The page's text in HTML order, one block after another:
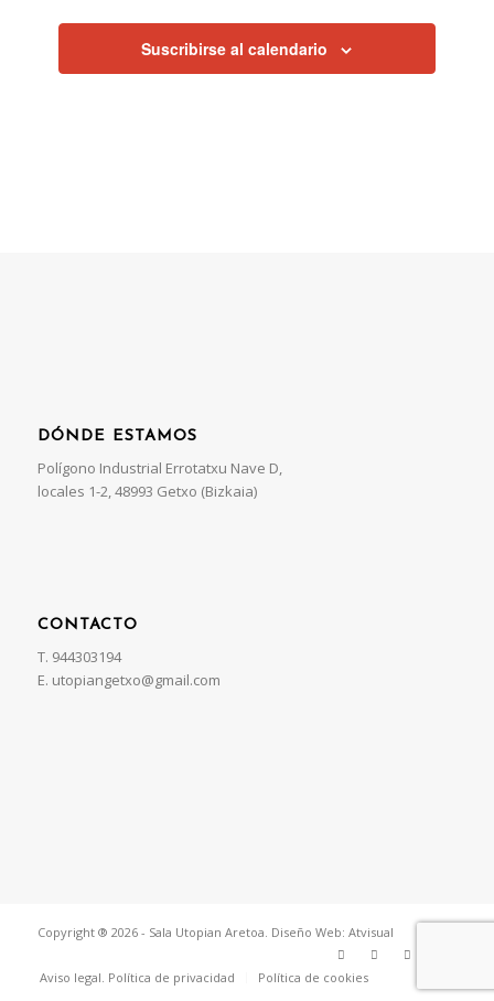
Suscribirse al calendario
DÓNDE ESTAMOS
Polígono Industrial Errotatxu Nave D,
locales 1-2, 48993 Getxo (Bizkaia)
CONTACTO
T. 944303194
E. utopiangetxo@gmail.com
Copyright ® 2026 - Sala Utopian Aretoa. Diseño Web: Atvisual
Aviso legal. Política de privacidad Política de cookies